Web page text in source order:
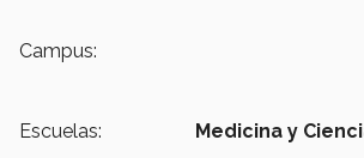
Campus:
Escuelas: Medicina y